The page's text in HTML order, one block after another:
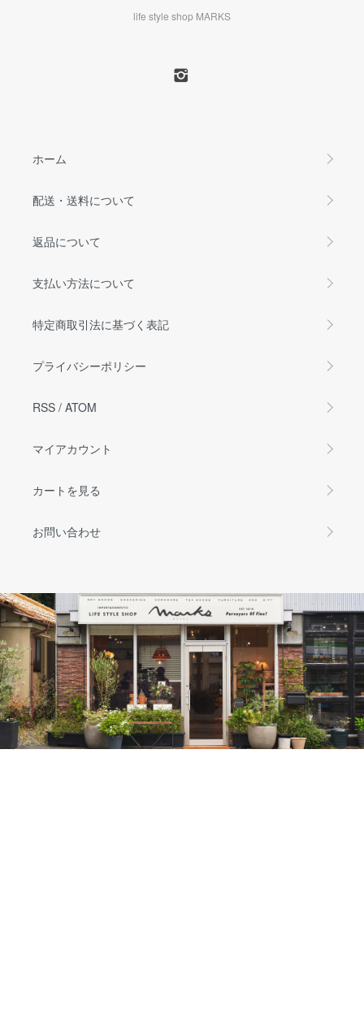
life style shop MARKS
ホーム
配送・送料について
返品について
支払い方法について
特定商取引法に基づく表記
プライバシーポリシー
RSS / ATOM
マイアカウント
カートを見る
お問い合わせ